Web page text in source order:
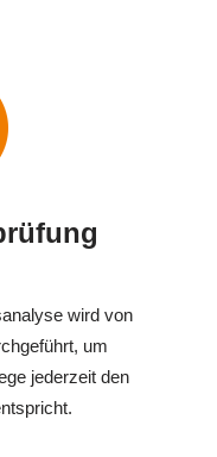
wird von
um
jederzeit den